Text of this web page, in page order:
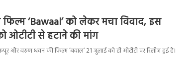
‘Bawaal’ को लेकर मचा विवाद, इस
ओटीटी से हटाने की मांग
और वरुण धवन की फिल्म ‘बवाल’ 21 जुलाई को ही ओटीटी पर रिलीज हुई है।